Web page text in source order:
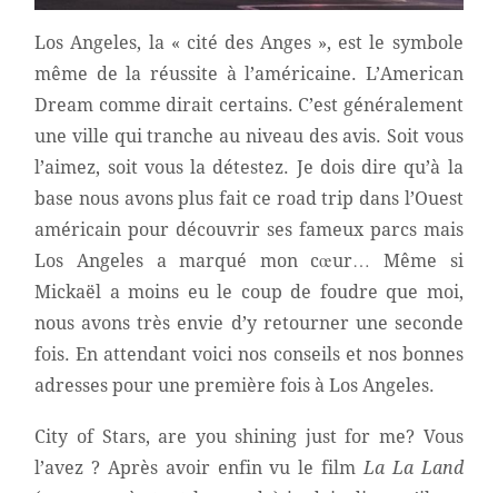
Los Angeles, la « cité des Anges », est le symbole
même de la réussite à l’américaine. L’American
Dream comme dirait certains. C’est généralement
une ville qui tranche au niveau des avis. Soit vous
l’aimez, soit vous la détestez. Je dois dire qu’à la
base nous avons plus fait ce road trip dans l’Ouest
américain pour découvrir ses fameux parcs mais
Los Angeles a marqué mon cœur… Même si
Mickaël a moins eu le coup de foudre que moi,
nous avons très envie d’y retourner une seconde
fois. En attendant voici nos conseils et nos bonnes
adresses pour une première fois à Los Angeles.
City of Stars, are you shining just for me? Vous
l’avez ? Après avoir enfin vu le film La La Land